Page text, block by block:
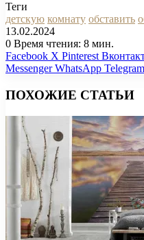
Теги
детскую комнату обставить
13.02.2024
0 Время чтения: 8 мин.
Facebook X Pinterest
Messenger WhatsApp Telegram
ПОХОЖИЕ СТАТЬИ